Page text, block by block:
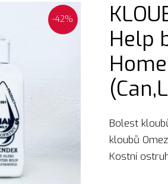
-42%
Help
Bolest
kloubů
Kostní